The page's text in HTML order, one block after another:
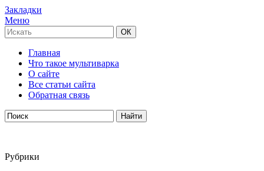
Закладки
Меню
Главная
Что такое мультиварка
О сайте
Все статьи сайта
Обратная связь
Рубрики